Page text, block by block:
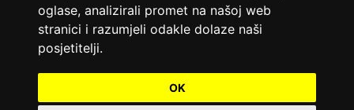
oglase, analizirali promet na našoj web
stranici i razumjeli odakle dolaze naši
posjetitelji.
OK